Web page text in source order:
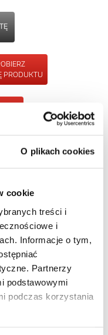
O plikach cookies
cookie
treści i
i
Informacje o tym,
Partnerzy
podstawowymi
podczas korzystania
PRODUKTU